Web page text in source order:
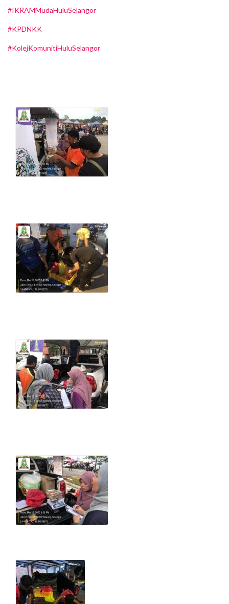
#IKRAMMudaHuluSelangor
#KPDNKK
#KolejKomunitiHuluSelangor